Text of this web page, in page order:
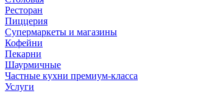
Ресторан
Пиццерия
Супермаркеты и магазины
Кофейни
Пекарни
Шаурмичные
Частные кухни премиум-класса
Услуги